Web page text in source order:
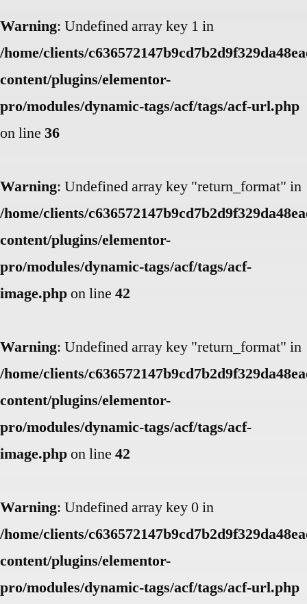
Warning: Undefined array key 1 in
/home/clients/
content/plugins/elementor-
pro/modules/dynamic-tags/acf/tags/acf-url.php
on line 36
Warning: Undefined array key "return_format" in
/home/clients/
content/plugins/elementor-
pro/modules/dynamic-tags/acf/tags/acf-
image.phpon line 42
Warning: Undefined array key "return_format" in
/home/clients/
content/plugins/elementor-
pro/modules/dynamic-tags/acf/tags/acf-
image.phpon line 42
Warning: Undefined array key 0 in
/home/clients/
content/plugins/elementor-
pro/modules/dynamic-tags/acf/tags/acf-url.php